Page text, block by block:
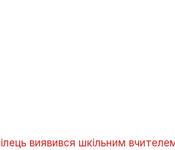
виявився шкільним